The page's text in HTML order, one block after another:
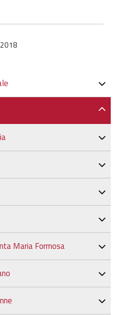
Maria Formosa